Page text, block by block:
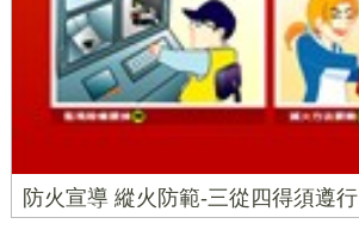
防火宣導 縱火防範-三從四得須遵行